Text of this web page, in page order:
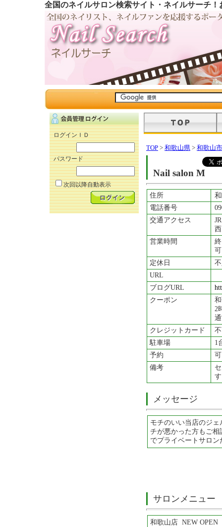
全国のネイルサロン検索サイト・ネイルサーチ
ログインＩＤ
パスワード
次回以降自動表示
TOP > 和歌山県 > 和歌山市
Nail salon M
住所
電話番号
交通アクセス
営業時間
定休日
URL
ブログURL
クーポン
2
クレジットカード
駐車場
1
予約
可
備考
メッセージ
モチのいい当店のジ
チが悪かった方もご
でプライベートサロ
サロンメニュー
和歌山店 NEW OPEN